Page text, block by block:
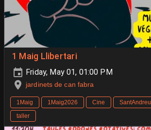
1 Maig Llibertari
Friday, May 01, 01:00 PM
jardinets de can fabra
1Maig 1Maig2026 Cine SantAndreu
taller